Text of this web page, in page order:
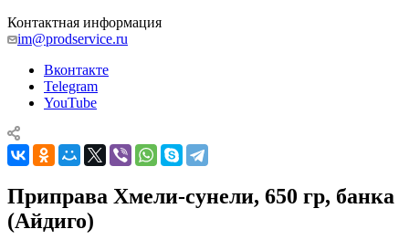
Контактная информация
im@prodservice.ru
Вконтакте
Telegram
YouTube
Приправа Хмели-сунели, 650 гр, банка
(Айдиго)